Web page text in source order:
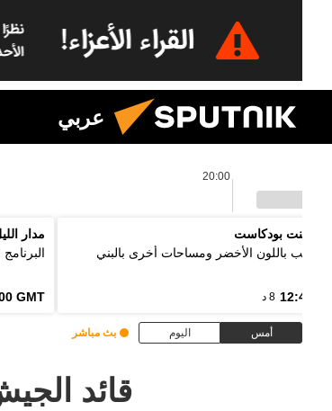
عربي
20:00
بوينت بودكاست
الألب باللون الأخضر ومساحات أخرى بالبني
12:48 8 د
مدار
GMT
أمس اليوم بث مباشر
قائد